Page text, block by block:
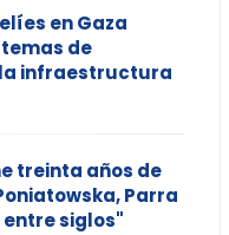
en Gaza
de
infraestructura
treinta años de
Parra
entre siglos"